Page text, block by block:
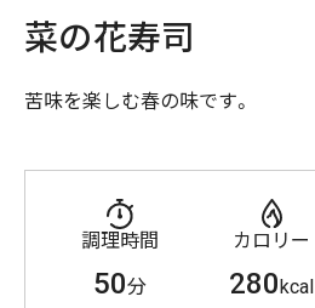
菜の花寿司
苦味を楽しむ春の味です。
調理時間
50分
カロリー
280kcal